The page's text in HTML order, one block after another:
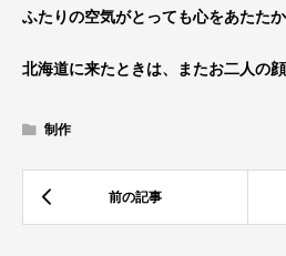
ふたりの空気がとっても心をあたた
北海道に来たときは、またお二人の
制作